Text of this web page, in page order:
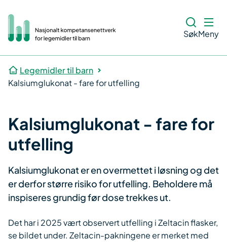
SøkMeny
Legemidler til barn
Kalsiumglukonat - fare for utfelling
Kalsiumglukonat - fare for
utfelling
Kalsiumglukonat er en overmettet i løsning og det
er derfor større risiko for utfelling. Beholdere må
inspiseres grundig før dose trekkes ut.
Det har i 2025 vært observert utfelling i Zeltacin flasker,
se bildet under. Zeltacin-pakningene er merket med